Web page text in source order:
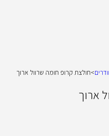
>חולצת קרופ חומה שרוול ארוך
ארוך